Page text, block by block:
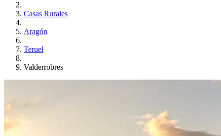
Casas Rurales
Aragón
Teruel
Valderrobres